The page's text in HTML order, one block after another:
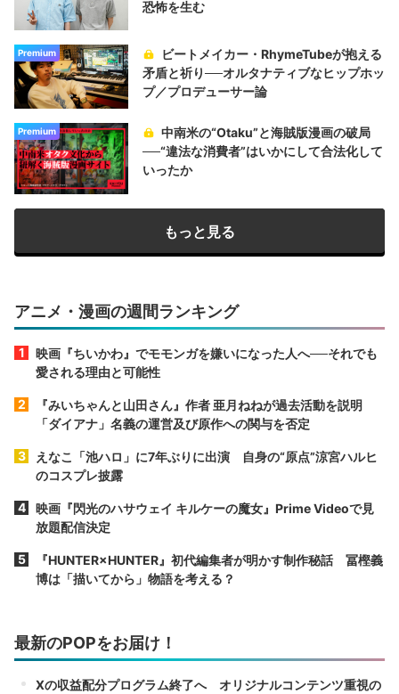
恐怖を生む
Premium
ビートメイカー・RhymeTubeが抱える
矛盾と祈り──オルタナティブなヒップホッ
プ／プロデューサー論
Premium
中南米の“Otaku”と海賊版漫画の破局
──“違法な消費者”はいかにして合法化して
いったか
もっと見る
アニメ・漫画の週間ランキング
映画『ちいかわ』でモモンガを嫌いになった人へ──それでも
愛される理由と可能性
『みいちゃんと山田さん』作者 亜月ねねが過去活動を説明
「ダイアナ」名義の運営及び原作への関与を否定
えなこ「池ハロ」に7年ぶりに出演 自身の“原点”涼宮ハルヒ
のコスプレ披露
映画『閃光のハサウェイ キルケーの魔女』Prime Videoで見
放題配信決定
『HUNTER×HUNTER』初代編集者が明かす制作秘話 冨樫義
博は「描いてから」物語を考える？
最新のPOPをお届け！
Xの収益配分プログラム終了へ オリジナルコンテンツ重視の